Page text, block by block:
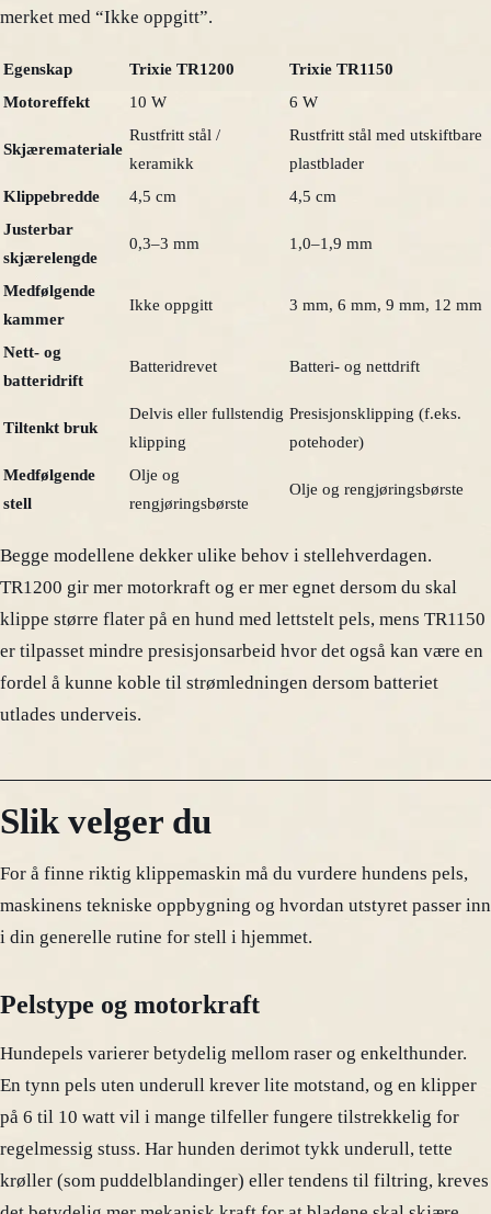
merket med “Ikke oppgitt”.
Egenskap Trixie TR1200
Trixie TR1150
Motoreffekt
10 W 6 W
Skjæremateriale
Rustfritt stål /
keramikk
Rustfritt stål med utskiftbare
plastblader
Klippebredde
4,5 cm
4,5 cm
Justerbar
skjærelengde
0,3–3 mm 1,0–1,9 mm
Medfølgende
kammer
Ikke oppgitt 3 mm, 6 mm, 9 mm, 12 mm
Nett- og
batteridrift
Batteridrevet Batteri- og nettdrift
Tiltenkt bruk
Delvis eller fullstendig
klipping
Presisjonsklipping (f.eks.
potehoder)
Medfølgende
stell
Olje og
rengjøringsbørste
Olje og rengjøringsbørste
Begge modellene dekker ulike behov i stellehverdagen.
TR1200 gir mer motorkraft og er mer egnet dersom du skal
klippe større flater på en hund med lettstelt pels, mens TR1150
er tilpasset mindre presisjonsarbeid hvor det også kan være en
fordel å kunne koble til strømledningen dersom batteriet
utlades underveis.
Slik velger du
For å finne riktig klippemaskin må du vurdere hundens pels,
maskinens tekniske oppbygning og hvordan utstyret passer inn
i din generelle rutine for stell i hjemmet.
Pelstype og motorkraft
Hundepels varierer betydelig mellom raser og enkelthunder.
En tynn pels uten underull krever lite motstand, og en klipper
på 6 til 10 watt vil i mange tilfeller fungere tilstrekkelig for
regelmessig stuss. Har hunden derimot tykk underull, tette
krøller (som puddelblandinger) eller tendens til filtring, kreves